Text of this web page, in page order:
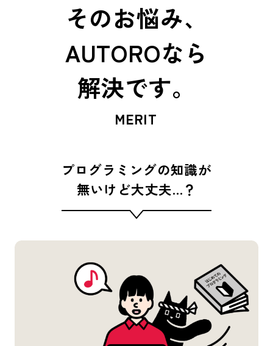
そのお悩み、
AUTOROなら
解決です。
MERIT
プログラミングの知識が
無いけど大丈夫…？